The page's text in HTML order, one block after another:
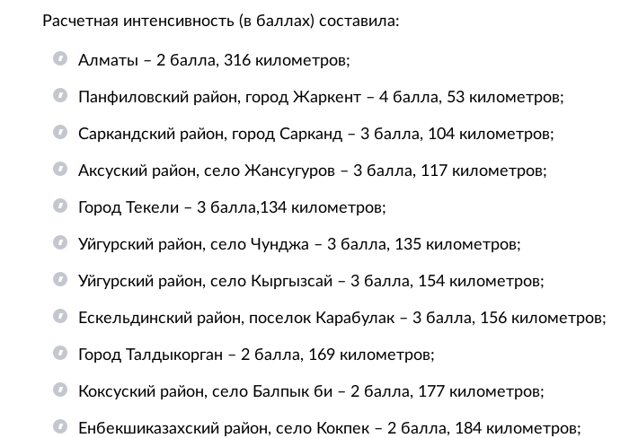
Расчетная интенсивность (в баллах) составила:
Алматы – 2 балла, 316 километров;
Панфиловский район, город Жаркент – 4 балла, 53 километров;
Саркандский район, город Сарканд – 3 балла, 104 километров;
Аксуский район, село Жансугуров – 3 балла, 117 километров;
Город Текели – 3 балла,134 километров;
Уйгурский район, село Чунджа – 3 балла, 135 километров;
Уйгурский район, село Кыргызсай – 3 балла, 154 километров;
Ескельдинский район, поселок Карабулак – 3 балла, 156 километров;
Город Талдыкорган – 2 балла, 169 километров;
Коксуский район, село Балпык би – 2 балла, 177 километров;
Енбекшиказахский район, село Кокпек – 2 балла, 184 километров;